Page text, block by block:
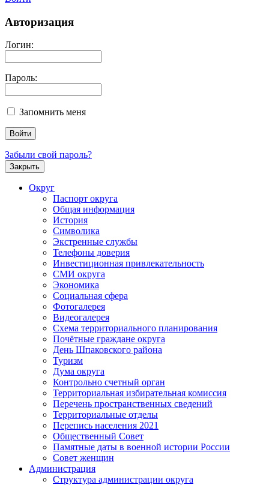
Авторизация
Логин:
Пароль:
Запомнить меня
Забыли свой пароль?
Закрыть
Округ
Паспорт округа
Общая информация
История
Символика
Экстренные службы
Телефоны доверия
Инвестиционная привлекательность
СМИ округа
Экономика
Социальная сфера
Фотогалерея
Видеогалерея
Схема территориального планирования
Почётные граждане округа
День Шпаковского района
Туризм
Дума округа
Контрольно счетный орган
Территориальная избирательная комиссия
Перечень пространственных сведений
Территориальные отделы
Перепись населения 2021
Общественный Совет
Памятные даты в военной истории России
Совет женщин
Администрация
Структура администрации округа